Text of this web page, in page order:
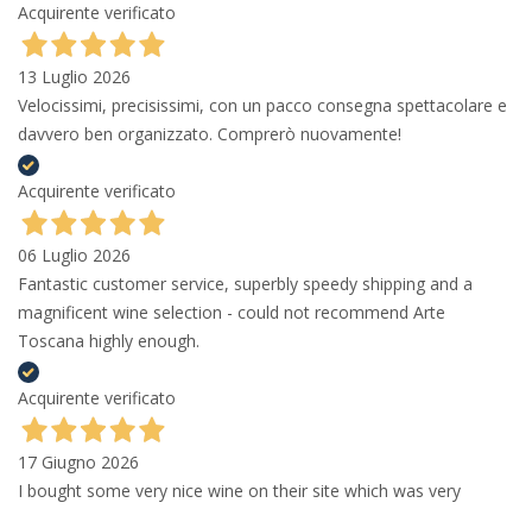
Acquirente verificato
13 Luglio 2026
Velocissimi, precisissimi, con un pacco consegna spettacolare e
davvero ben organizzato. Comprerò nuovamente!
Acquirente verificato
06 Luglio 2026
Fantastic customer service, superbly speedy shipping and a
magnificent wine selection - could not recommend Arte
Toscana highly enough.
Acquirente verificato
17 Giugno 2026
I bought some very nice wine on their site which was very